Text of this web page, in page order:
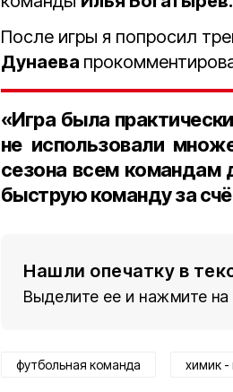
После игры я попросил
Дунаева
«Игра была
не использовали
сезона всем
быструю команду за
Нашли опечатку в
Выделите ее и нажмите на
футбольная команда химик -